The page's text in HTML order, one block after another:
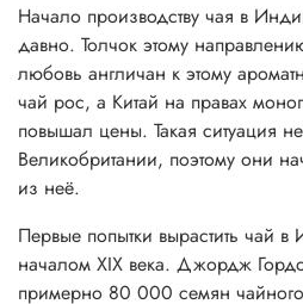
Начало производству чая в
давно. Толчок этому
любовь англичан к этому
чай рос, а Китай на правах
повышал цены. Такая ситуация
Великобритании, поэтому они
из неё.
Первые попытки вырастить чай в
началом XIX века. Джордж
примерно 80 000 семян